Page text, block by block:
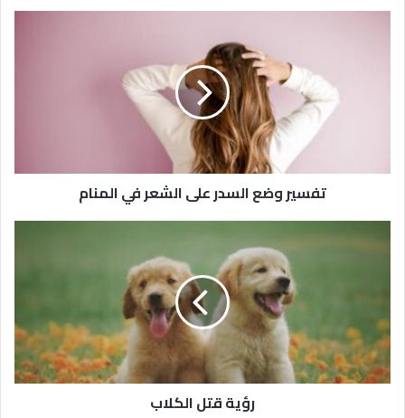
تفسير وضع السدر على الشعر في المنام
رؤية قتل الكلاب